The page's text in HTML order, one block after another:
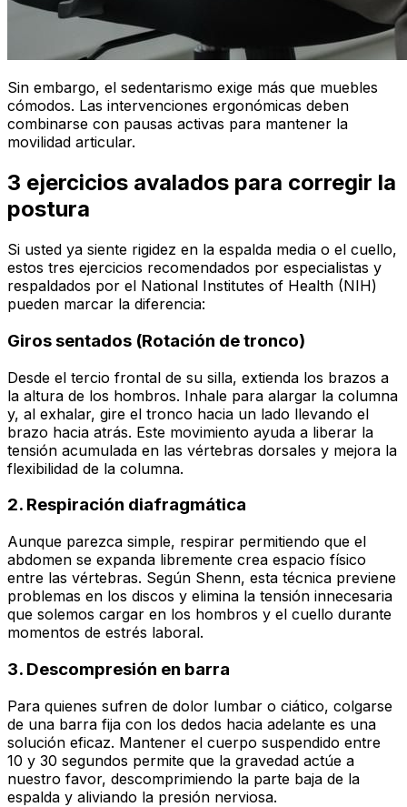
Sin embargo, el sedentarismo exige más que muebles
cómodos. Las intervenciones ergonómicas deben
combinarse con pausas activas para mantener la
movilidad articular.
3 ejercicios avalados para corregir la
postura
Si usted ya siente rigidez en la espalda media o el cuello,
estos tres ejercicios recomendados por especialistas y
respaldados por el National Institutes of Health (NIH)
pueden marcar la diferencia:
Giros sentados (Rotación de tronco)
Desde el tercio frontal de su silla, extienda los brazos a
la altura de los hombros. Inhale para alargar la columna
y, al exhalar, gire el tronco hacia un lado llevando el
brazo hacia atrás. Este movimiento ayuda a liberar la
tensión acumulada en las vértebras dorsales y mejora la
flexibilidad de la columna.
2. Respiración diafragmática
Aunque parezca simple, respirar permitiendo que el
abdomen se expanda libremente crea espacio físico
entre las vértebras. Según Shenn, esta técnica previene
problemas en los discos y elimina la tensión innecesaria
que solemos cargar en los hombros y el cuello durante
momentos de estrés laboral.
3. Descompresión en barra
Para quienes sufren de dolor lumbar o ciático, colgarse
de una barra fija con los dedos hacia adelante es una
solución eficaz. Mantener el cuerpo suspendido entre
10 y 30 segundos permite que la gravedad actúe a
nuestro favor, descomprimiendo la parte baja de la
espalda y aliviando la presión nerviosa.